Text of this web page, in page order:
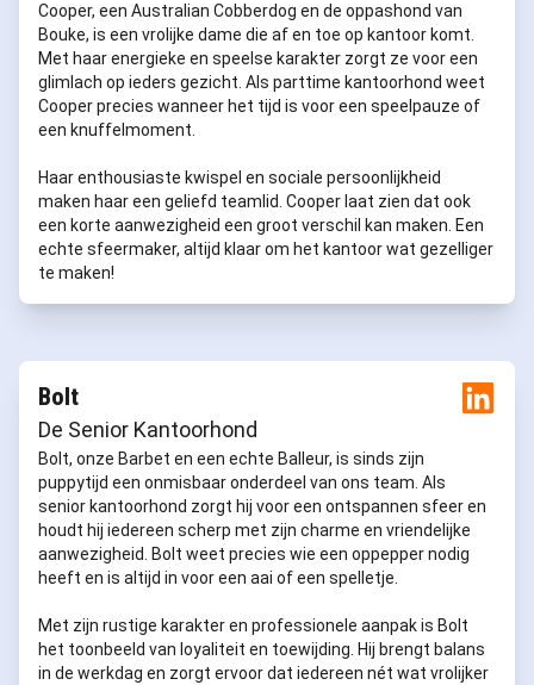
Cooper, een Australian Cobberdog en de oppashond van
Bouke, is een vrolijke dame die af en toe op kantoor komt.
Met haar energieke en speelse karakter zorgt ze voor een
glimlach op ieders gezicht. Als parttime kantoorhond weet
Cooper precies wanneer het tijd is voor een speelpauze of
een knuffelmoment.
Haar enthousiaste kwispel en sociale persoonlijkheid
maken haar een geliefd teamlid. Cooper laat zien dat ook
een korte aanwezigheid een groot verschil kan maken. Een
echte sfeermaker, altijd klaar om het kantoor wat gezelliger
te maken!
Bolt
De Senior Kantoorhond
Bolt, onze Barbet en een echte Balleur, is sinds zijn
puppytijd een onmisbaar onderdeel van ons team. Als
senior kantoorhond zorgt hij voor een ontspannen sfeer en
houdt hij iedereen scherp met zijn charme en vriendelijke
aanwezigheid. Bolt weet precies wie een oppepper nodig
heeft en is altijd in voor een aai of een spelletje.
Met zijn rustige karakter en professionele aanpak is Bolt
het toonbeeld van loyaliteit en toewijding. Hij brengt balans
in de werkdag en zorgt ervoor dat iedereen nét wat vrolijker